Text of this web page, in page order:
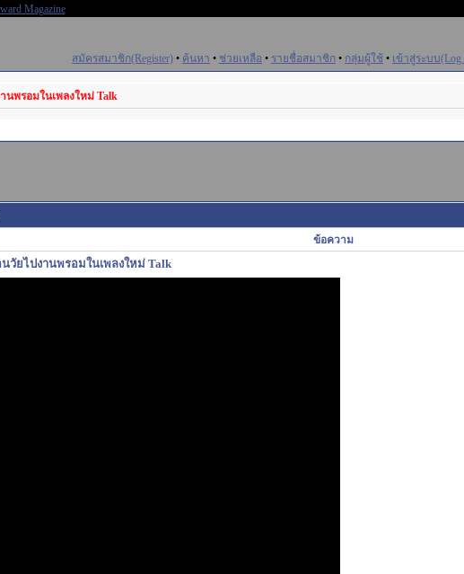
สมัครสมาชิก(Register) • ค้นหา • ช่วยเหลือ • รายชื่อสมาชิก • กลุ่มผู้ใช้ • เข้าสู่ระบบ(Log
านพรอมในเพลงใหม่ Talk
ข้อความ
นวัยไปงานพรอมในเพลงใหม่ Talk